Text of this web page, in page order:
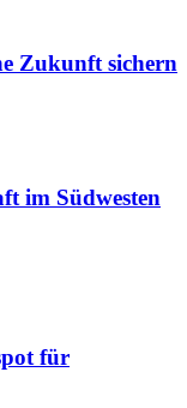
Zukunft sichern
im Südwesten
für